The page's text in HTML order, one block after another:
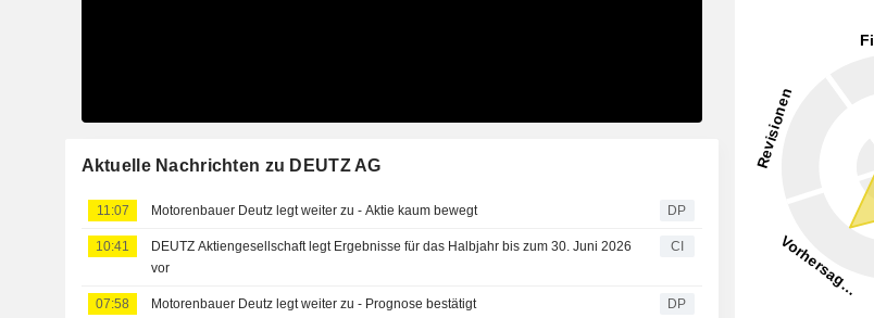
Aktuelle Nachrichten zu DEUTZ AG
11:07 Motorenbauer Deutz legt weiter zu - Aktie kaum bewegt DP
10:41
DEUTZ Aktiengesellschaft legt Ergebnisse für das Halbjahr bis zum 30. Juni 2026
vor
CI
07:58 Motorenbauer Deutz legt weiter zu - Prognose bestätigt DP